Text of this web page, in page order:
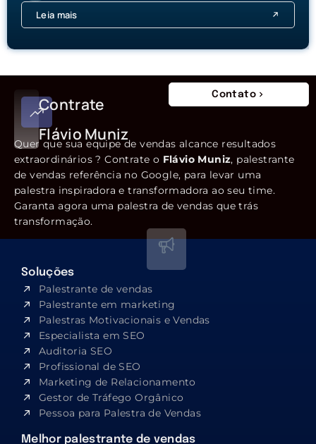
Leia mais
Contrate
Flávio Muniz
Contato
Quer que sua equipe de vendas alcance resultados
extraordinários ? Contrate o Flávio Muniz, palestrante
de vendas referência no Google, para levar uma
palestra inspiradora e transformadora ao seu time.
Garanta agora uma palestra de vendas que trás
transformação.
Soluções
Palestrante de vendas
Palestrante em marketing
Palestras Motivacionais e Vendas
Especialista em SEO​
Auditoria SEO
Profissional de SEO
Marketing de Relacionamento
Gestor de Tráfego Orgânico
Pessoa para Palestra de Vendas
Melhor palestrante de vendas